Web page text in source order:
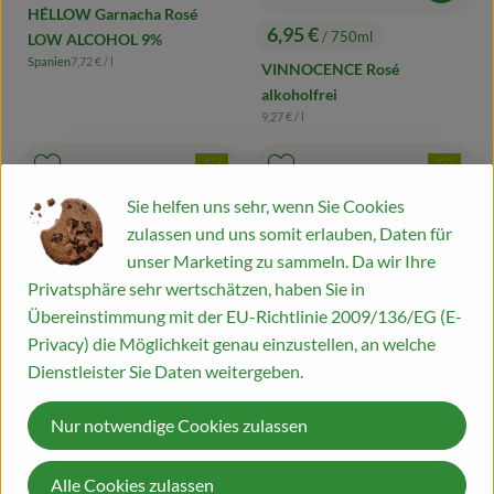
HÉLLOW Garnacha Rosé
LOW ALCOHOL 9%
, Herkunft:
Spanien, Referenzpreis:
7,72 €/ l
, Preis:
6,95 €/ 750ml
VINNOCENCE Rosé
alkoholfrei
, Referenzpreis:
9,27 €/ l
, Verband: , Verband:
Sie helfen uns sehr, wenn Sie Cookies
zulassen und uns somit erlauben, Daten für
unser Marketing zu sammeln. Da wir Ihre
Privatsphäre sehr wertschätzen, haben Sie in
Übereinstimmung mit der EU-Richtlinie 2009/136/EG (E-
Privacy) die Möglichkeit genau einzustellen, an welche
Dienstleister Sie Daten weitergeben.
Nur notwendige Cookies zulassen
Alle Cookies zulassen